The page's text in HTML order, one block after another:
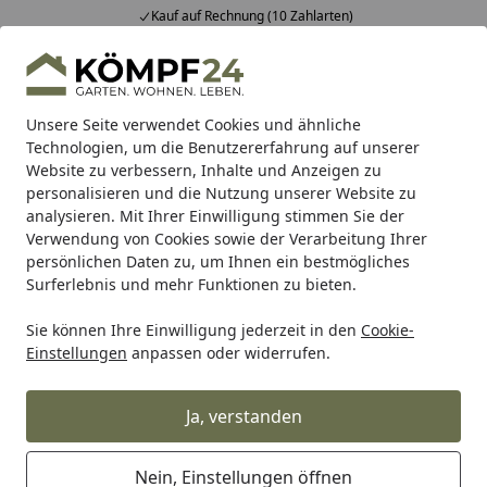
Unsere Seite verwendet Cookies und ähnliche
Technologien, um die Benutzererfahrung auf unserer
Website zu verbessern, Inhalte und Anzeigen zu
personalisieren und die Nutzung unserer Website zu
analysieren. Mit Ihrer Einwilligung stimmen Sie der
Verwendung von Cookies sowie der Verarbeitung Ihrer
persönlichen Daten zu, um Ihnen ein bestmögliches
Surferlebnis und mehr Funktionen zu bieten.
Sie können Ihre Einwilligung jederzeit in den Cookie-
Einstellungen anpassen oder widerrufen.
Ja, verstanden
Nein, Einstellungen öffnen
Kauf auf Rechnung (10 Zahlarten)
Alle Produkte
Mein Konto
Suchen
Startseite
Burg-Wächter Burg-Wächter Briefkästen & Paketboxen
Burg Wächter Stützpfosten für
Mailbox schwarz 893 S